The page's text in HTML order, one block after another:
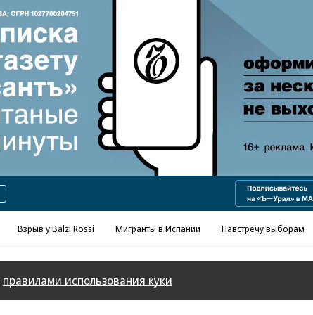
Взрыв у Balzi Rossi Мигранты в Испании Навстречу выборам
правилами использования куки